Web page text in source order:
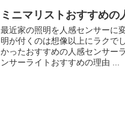
ミニマリストおすすめ
最近家の照明を人感センサーに
明が付くのは想像以上にラクで
かったおすすめの人感センサー
ンサーライトおすすめの理由 ...